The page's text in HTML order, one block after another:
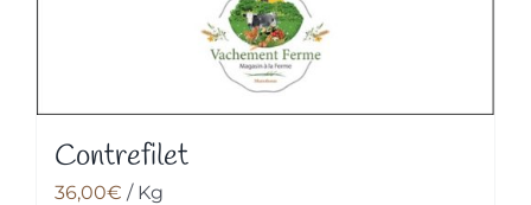
Contrefilet
36,00€ / Kg